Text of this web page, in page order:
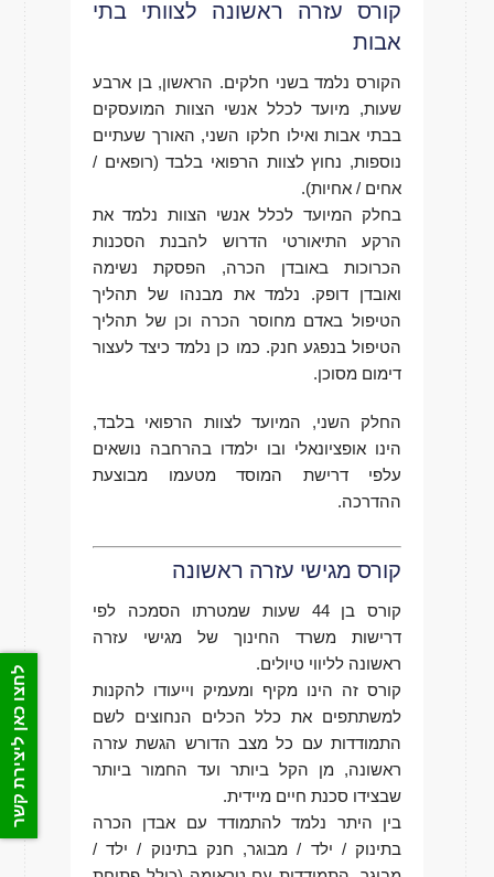
קורס עזרה ראשונה לצוותי בתי
אבות
הקורס נלמד בשני חלקים. הראשון, בן ארבע
שעות, מיועד לכלל אנשי הצוות המועסקים
בבתי אבות ואילו חלקו השני, האורך שעתיים
נוספות, נחוץ לצוות הרפואי בלבד (רופאים /
אחים / אחיות).
בחלק המיועד לכלל אנשי הצוות נלמד את
הרקע התיאורטי הדרוש להבנת הסכנות
הכרוכות באובדן הכרה, הפסקת נשימה
ואובדן דופק. נלמד את מבנהו של תהליך
הטיפול באדם מחוסר הכרה וכן של תהליך
הטיפול בנפגע חנק. כמו כן נלמד כיצד לעצור
דימום מסוכן.
החלק השני, המיועד לצוות הרפואי בלבד,
הינו אופציונאלי ובו ילמדו בהרחבה נושאים
עלפי דרישת המוסד מטעמו מבוצעת
ההדרכה.
קורס מגישי עזרה ראשונה
קורס בן 44 שעות שמטרתו הסמכה לפי
דרישות משרד החינוך של מגישי עזרה
ראשונה לליווי טיולים.
קורס זה הינו מקיף ומעמיק וייעודו להקנות
למשתתפים את כלל הכלים הנחוצים לשם
התמודדות עם כל מצב הדורש הגשת עזרה
ראשונה, מן הקל ביותר ועד החמור ביותר
שבצידו סכנת חיים מיידית.
בין היתר נלמד להתמודד עם אבדן הכרה
בתינוק / ילד / מבוגר, חנק בתינוק / ילד /
לחצו כאן ליצירת קשר